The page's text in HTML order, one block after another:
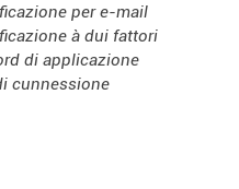
per e-mail
à dui fattori
di applicazione
cunnessione